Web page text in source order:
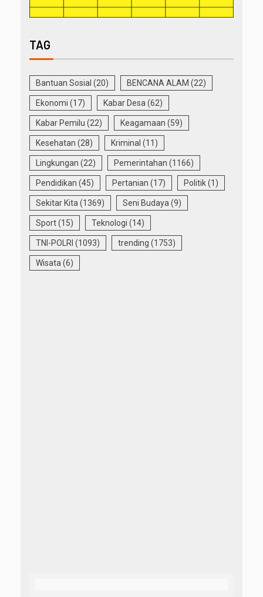
TAG
Bantuan Sosial (20) BENCANA ALAM (22)
Ekonomi (17) Kabar Desa (62)
Kabar Pemilu (22) Keagamaan (59)
Kesehatan (28) Kriminal (11)
Lingkungan (22) Pemerintahan (1166)
Pendidikan (45) Pertanian (17) Politik(1)
Sekitar Kita (1369) Seni Budaya (9)
Sport(15) Teknologi (14)
TNI-POLRI (1093) trending (1753)
Wisata (6)